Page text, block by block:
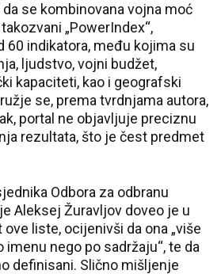
se kombinovana vojna moć
„PowerIndex“,
60 indikatora, među kojima su
ljudstvo, vojni budžet,
kapaciteti, kao i geografski
se, prema tvrdnjama autora,
portal ne objavljuje preciznu
rezultata, što je čest predmet
Odbora za odbranu
Aleksej Žuravljov doveo je u
liste, ocijenivši da ona „više
nego po sadržaju“, te da
definisani. Slično mišljenje